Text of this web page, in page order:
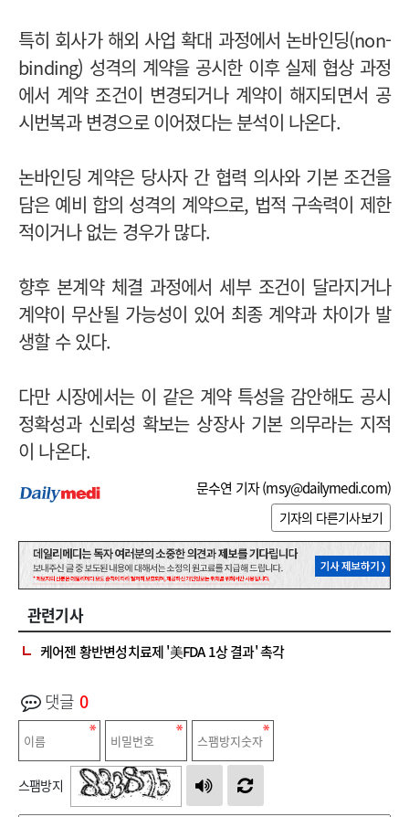
특히 회사가 해외 사업 확대 과정에서 논바인딩(non-
binding) 성격의 계약을 공시한 이후 실제 협상 과정
에서 계약 조건이 변경되거나 계약이 해지되면서 공
시번복과 변경으로 이어졌다는 분석이 나온다.
논바인딩 계약은 당사자 간 협력 의사와 기본 조건을
담은 예비 합의 성격의 계약으로, 법적 구속력이 제한
적이거나 없는 경우가 많다.
향후 본계약 체결 과정에서 세부 조건이 달라지거나
계약이 무산될 가능성이 있어 최종 계약과 차이가 발
생할 수 있다.
다만 시장에서는 이 같은 계약 특성을 감안해도 공시
정확성과 신뢰성 확보는 상장사 기본 의무라는 지적
이 나온다.
문수연 기자 (msy@dailymedi.com)
기자의 다른기사보기
관련기사
케어젠 황반변성치료제 '美FDA 1상 결과' 촉각
댓글 0
스팸방지